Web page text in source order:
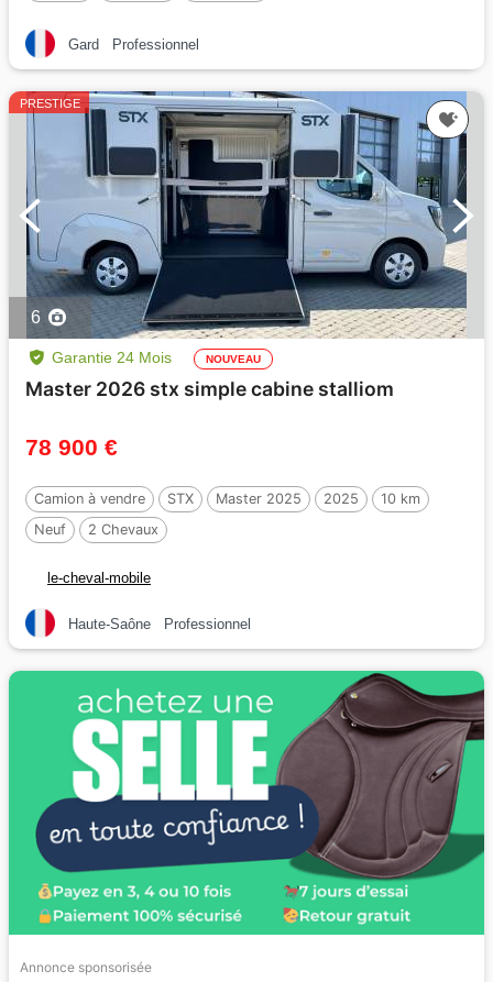
Gard Professionnel
PRESTIGE
6
Garantie 24 Mois NOUVEAU
Master 2026 stx simple cabine stalliom
78 900 €
Camion à vendre STX Master 2025 2025
10 km
Neuf
2 Chevaux
le-cheval-mobile
Haute-Saône Professionnel
Annonce sponsorisée